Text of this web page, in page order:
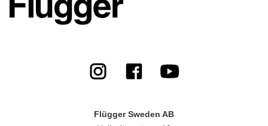
Flügger Sweden AB